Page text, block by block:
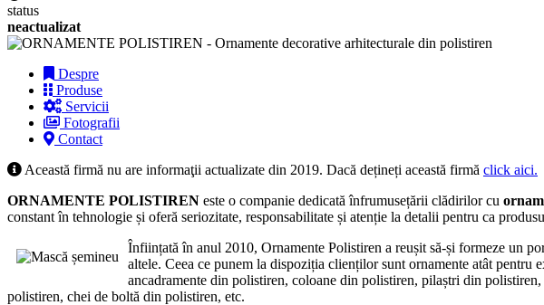
status
neactualizat
Despre
Produse
Servicii
Fotografii
Contact
Această firmă nu are informaţii actualizate din 2019. Dacă dețineți această firmă click aici.
ORNAMENTE POLISTIREN este o companie dedicată înfrumusețării clădirilor cu
constant în tehnologie și oferă seriozitate, responsabilitate și atenție la detalii pentru ca
Înființată în anul 2010, Ornamente Polistiren a reușit să-și formeze un
altele. Ceea ce punem la dispoziția clienților sunt ornamente atât
ancadramente din polistiren, coloane din polistiren, pilaștri din
polistiren, chei de boltă din polistiren, etc.